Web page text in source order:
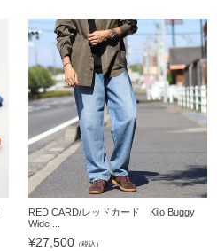
RED CARD/レッドカード Kilo Buggy
Wide ...
¥27,500 （税込）